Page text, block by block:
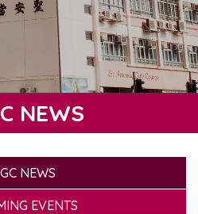
NEWS
NEWS
EVENTS